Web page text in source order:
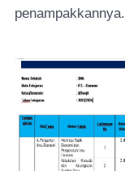
penampakkannya.